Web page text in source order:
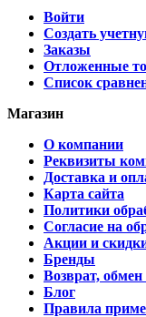
Войти
Создать
Заказы
Отложенные
Список
Магазин
О компании
Реквизиты
Доставка и
Карта сайта
Политики
Согласие на
Акции и
Бренды
Возврат,
Блог
Правила